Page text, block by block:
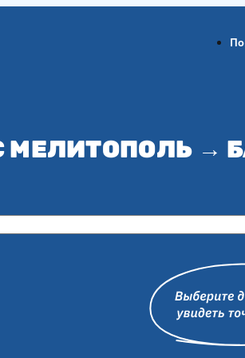
МЕЛИТОПОЛЬ →